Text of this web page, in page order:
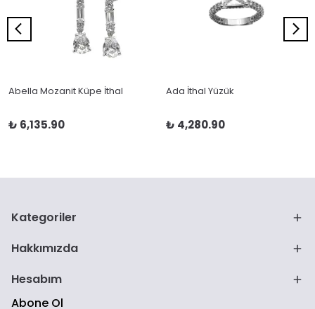
Abella Mozanit Küpe İthal
₺ 6,135.90
Ada İthal Yüzük
₺ 4,280.90
Kategoriler
Hakkımızda
Hesabım
Abone Ol